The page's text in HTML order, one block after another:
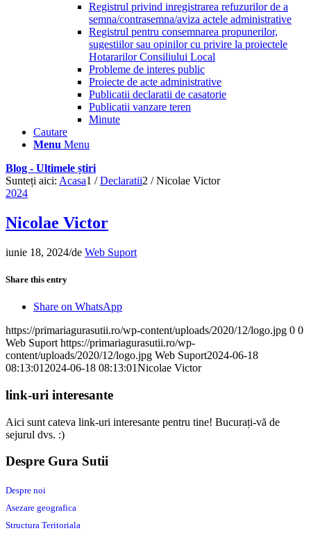
Registrul privind inregistrarea refuzurilor de a
semna/contrasemna/aviza actele administrative
Registrul pentru consemnarea propunerilor,
sugestiilor sau opinilor cu privire la proiectele
Hotararilor Consiliului Local
Probleme de interes public
Proiecte de acte administrative
Publicatii declaratii de casatorie
Publicatii vanzare teren
Minute
Cautare
Menu Menu
Blog - Ultimele știri
Sunteți aici: Acasa1 / Declaratii2 / Nicolae Victor
2024
Nicolae Victor
iunie 18, 2024/de Web Suport
Share this entry
Share on WhatsApp
https://primariagurasutii.ro/wp-content/uploads/2020/12/logo.jpg 0 0
Web Suport https://primariagurasutii.ro/wp-
content/uploads/2020/12/logo.jpg Web Suport2024-06-18
08:13:01 2024-06-18 08:13:01Nicolae Victor
link-uri interesante
Aici sunt cateva link-uri interesante pentru tine! Bucurați-vă de
sejurul dvs. :)
Despre Gura Sutii
Despre noi
Asezare geografica
Structura Teritoriala